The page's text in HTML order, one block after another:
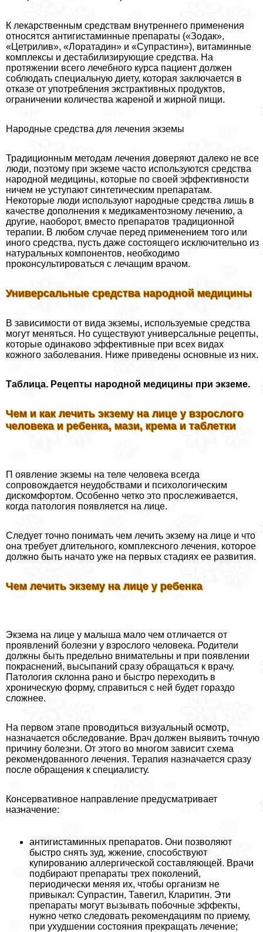
К лекарственным средствам внутреннего применения
относятся антигистаминные препараты («Зодак»,
«Цетрилив», «Лоратадин» и «Супрастин»), витаминные
комплексы и дестабилизирующие средства. На
протяжении всего лечебного курса пациент должен
соблюдать специальную диету, которая заключается в
отказе от употрeбления экстpaктивных продуктов,
ограничении количества жареной и жирной пищи.
Народные средства для лечения экземы
Традиционным методам лечения доверяют далеко не все
люди, поэтому при экземе часто используются средства
народной медицины, которые по своей эффективности
ничем не уступают синтетическим препаратам.
Некоторые люди используют народные средства лишь в
качестве дополнения к медикаментозному лечению, а
другие, наоборот, вместо препаратов традиционной
терапии. В любом случае перед применением того или
иного средства, пусть даже состоящего исключительно из
натуральных компонентов, необходимо
проконсультироваться с лечащим врачом.
Универсальные средства народной медицины
В зависимости от вида экземы, используемые средства
могут меняться. Но существуют универсальные рецепты,
которые одинаково эффективные при всех видах
кожного заболевания. Ниже приведены основные из них.
Таблица. Рецепты народной медицины при экземе.
Чем и как лечить экзему на лице у взрослого
человека и ребенка, мази, крема и таблетки
П оявление экземы на теле человека всегда
сопровождается неудобствами и психологическим
дискомфортом. Особенно четко это прослеживается,
когда патология появляется на лице.
Следует точно понимать чем лечить экзему на лице и что
она требует длительного, комплексного лечения, которое
должно быть начато уже на первых стадиях ее развития.
Чем лечить экзему на лице у ребенка
Экзема на лице у малыша мало чем отличается от
проявлений болезни у взрослого человека. Родители
должны быть предельно внимательны и при появлении
покраснений, высыпаний сразу обращаться к врачу.
Патология склонна рано и быстро переходить в
хроническую форму, справиться с ней будет гораздо
сложнее.
На первом этапе проводиться визуальный осмотр,
назначается обследование. Врач должен выявить точную
причину болезни. От этого во многом зависит схема
рекомендованного лечения. Терапия назначается сразу
после обращения к специалисту.
Консервативное направление предусматривает
назначение:
антигистаминных препаратов. Они позволяют
быстро снять зуд, жжение, способствуют
купированию аллергической составляющей. Врачи
подбирают препараты трех поколений,
периодически меняя их, чтобы организм не
привыкал: Супрастин, Тавегил, Кларитин. Эти
препараты могут вызывать побочные эффекты,
нужно четко следовать рекомендациям по приему,
при ухудшении состояния прекращать лечение;